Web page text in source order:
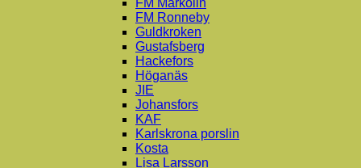
FM Ronneby
Guldkroken
Gustafsberg
Hackefors
Höganäs
JIE
Johansfors
KAF
Karlskrona porslin
Kosta
Lisa Larsson